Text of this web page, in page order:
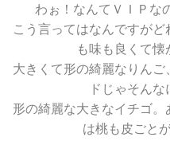
わぉ！なんてＶＩＰな
こう言ってはなんですが
も味も良くて懐
大きくて形の綺麗なりん
ドじゃそんな
形の綺麗な大きなイチゴ。
は桃も皮ごと